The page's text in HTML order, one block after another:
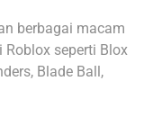
berbagai macam
seperti Blox
Blade Ball,